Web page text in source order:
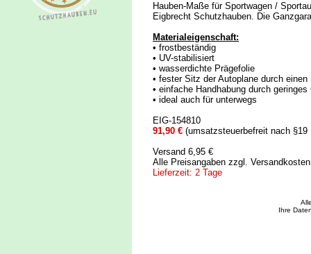
Hauben-Maße für Sportwagen /
Eigbrecht Schutzhauben. Die
Materialeigenschaft:
• frostbeständig
• UV-stabilisiert
• wasserdichte Prägefolie
• fester Sitz der Autoplane durch
• einfache Handhabung durch geringes
• ideal auch für unterwegs
EIG-154810
91,90 € (umsatzsteuerbefreit nach §19
Versand 6,95 €
Alle Preisangaben zzgl.
Lieferzeit: 2 Tage
Ihre